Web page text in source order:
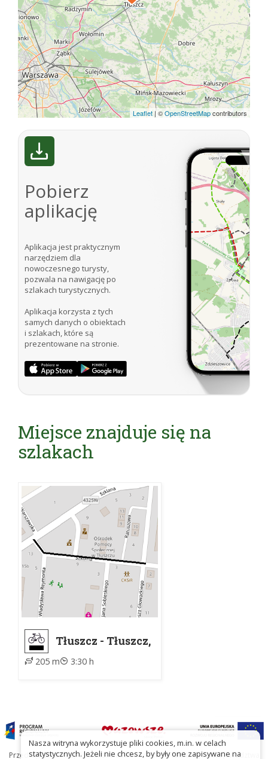
Leaflet |©OpenStreetMapcontributors
Pobierz
aplikację
Aplikacja jest praktycznym
narzędziem dla
nowoczesnego turysty,
pozwala na nawigację po
szlakach turystycznych.
Aplikacja korzysta z tych
samych danych o obiektach
i szlakach, które są
prezentowane na stronie.
Miejsce znajduje się na
szlakach
Tłuszcz - Tłuszcz,
rowerowy
205 m 3:30 h
Przedsięwzięcie współfinansowane ze środków Samorządu Województwa
Nasza witryna wykorzystuje pliki cookies, m.in. w celach
statystycznych. Jeżeli nie chcesz, by były one zapisywane na